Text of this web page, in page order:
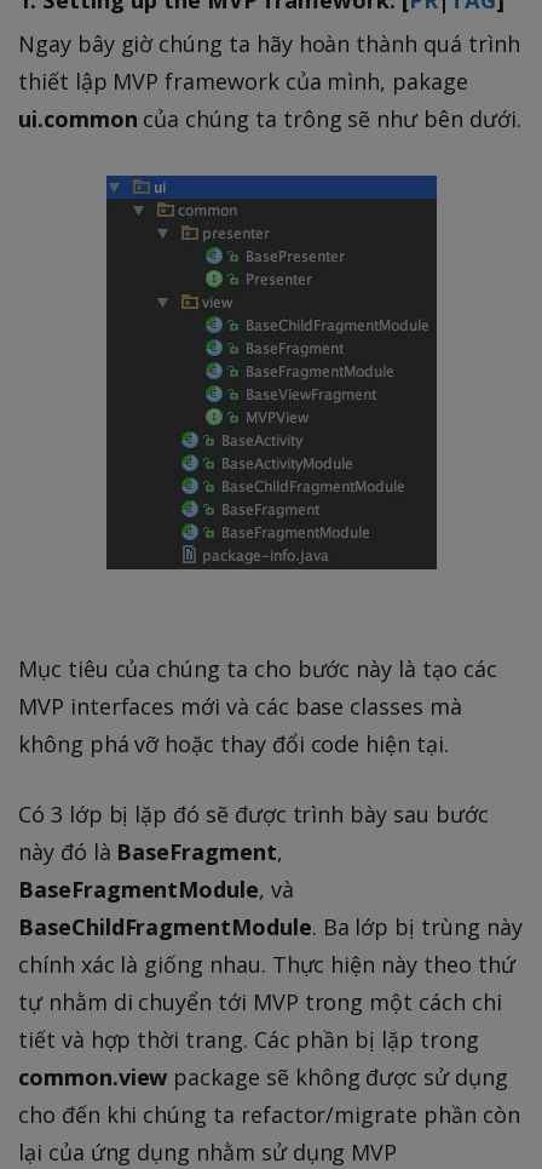
Ngay bây giờ chúng ta hãy hoàn thành quá trình
thiết lập MVP framework của mình, pakage
ui.common của chúng ta trông sẽ như bên dưới.
Mục tiêu của chúng ta cho bước này là tạo các
MVP interfaces mới và các base classes mà
không phá vỡ hoặc thay đổi code hiện tại.
Có 3 lớp bị lặp đó sẽ được trình bày sau bước
này đó là BaseFragment,
BaseFragmentModule, và
BaseChildFragmentModule. Ba lớp bị trùng này
chính xác là giống nhau. Thực hiện này theo thứ
tự nhằm di chuyển tới MVP trong một cách chi
tiết và hợp thời trang. Các phần bị lặp trong
common.view package sẽ không được sử dụng
cho đến khi chúng ta refactor/migrate phần còn
lại của ứng dụng nhằm sử dụng MVP